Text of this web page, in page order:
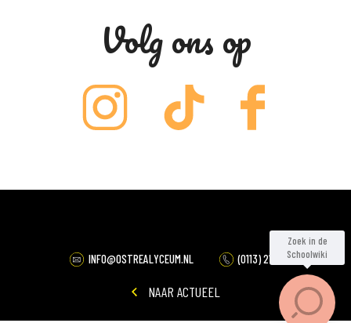
NAAR ACTUEEL
Volg ons op
INFO@OSTREALYCEUM.NL (0113) 212020